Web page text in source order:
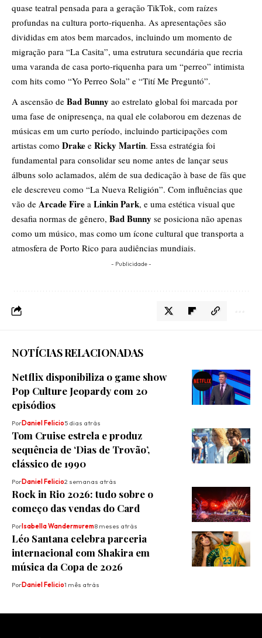
quase teatral pensada para a geração TikTok, com raízes
profundas na cultura porto-riquenha. As apresentações são
divididas em atos bem marcados, incluindo um momento de
migração para “La Casita”, uma estrutura secundária que recria
uma varanda de casa porto-riquenha para um “perreo” intimista
com hits como “Yo Perreo Sola” e “Tití Me Preguntó”.
A ascensão de Bad Bunny ao estrelato global foi marcada por
uma fase de onipresença, na qual ele colaborou em dezenas de
músicas em um curto período, incluindo participações com
artistas como Drake e Ricky Martin. Essa estratégia foi
fundamental para consolidar seu nome antes de lançar seus
álbuns solo aclamados, além de sua dedicação à base de fãs que
ele descreveu como “La Nueva Religión”. Com influências que
vão de Arcade Fire a Linkin Park, e uma estética visual que
desafia normas de gênero, Bad Bunny se posiciona não apenas
como um músico, mas como um ícone cultural que transporta a
atmosfera de Porto Rico para audiências mundiais.
- Publicidade -
NOTÍCIAS RELACIONADAS
Netflix disponibiliza o game show
Pop Culture Jeopardy com 20
episódios
PorDaniel Felicio5 dias atrás
Tom Cruise estrela e produz
sequência de ‘Dias de Trovão’,
clássico de 1990
PorDaniel Felicio2 semanas atrás
Rock in Rio 2026: tudo sobre o
começo das vendas do Card
Por Isabella Wandermurem8 meses atrás
Léo Santana celebra parceria
internacional com Shakira em
música da Copa de 2026
PorDaniel Felicio1 mês atrás